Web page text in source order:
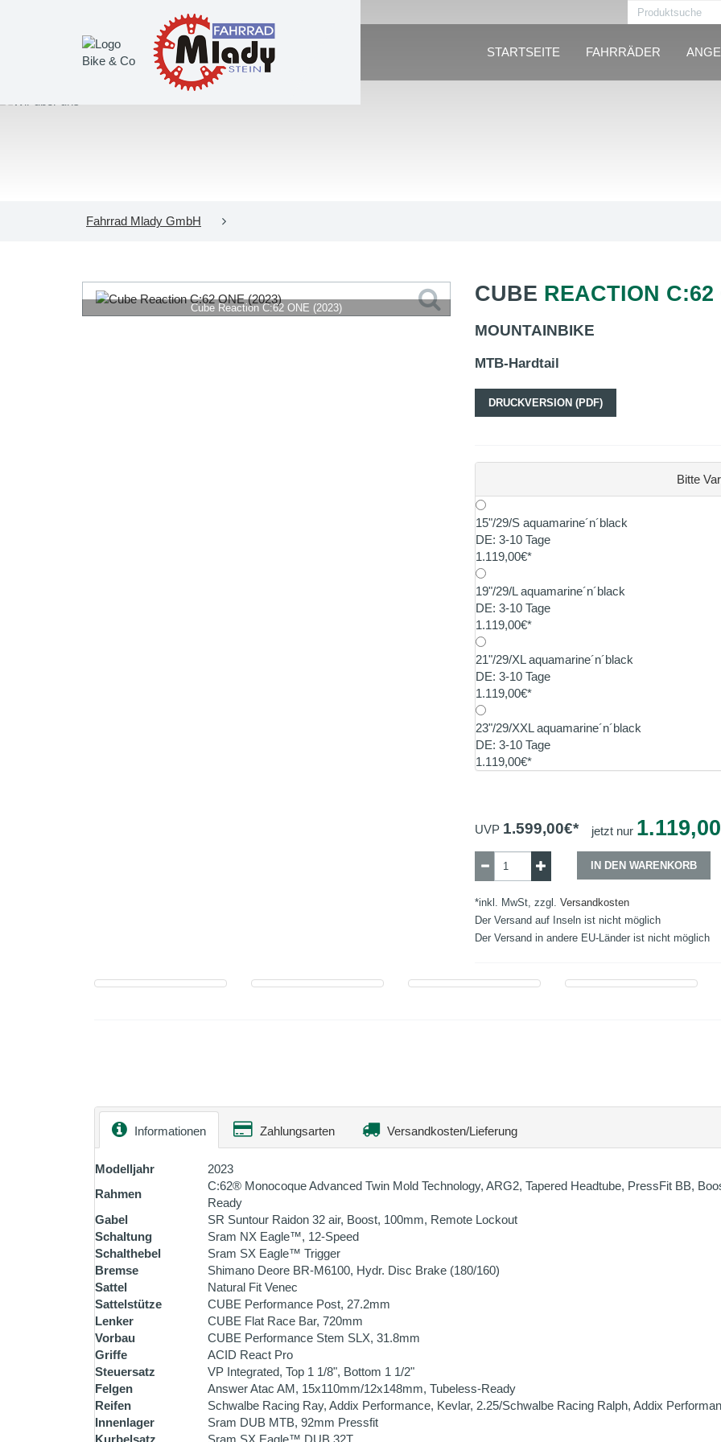
STARTSEITE FAHRRÄDER
Fahrrad Mlady GmbH
Cube Reaction C:62 ONE (2023)
CUBE REACTION C:62
MOUNTAINBIKE
MTB-Hardtail
DRUCKVERSION (PDF)
Bitte
15"/29/S aquamarine´n´black
DE: 3-10 Tage
1.119,00€*
19"/29/L aquamarine´n´black
DE: 3-10 Tage
1.119,00€*
21"/29/XL aquamarine´n´black
DE: 3-10 Tage
1.119,00€*
23"/29/XXL aquamarine´n´black
DE: 3-10 Tage
1.119,00€*
UVP 1.599,00€* jetzt nur 1.119,00
IN DEN WARENKORB
*inkl. MwSt, zzgl. Versandkosten
Der Versand auf Inseln ist nicht möglich
Der Versand in andere EU-Länder ist nicht möglich
Informationen Zahlungsarten Versandkosten/Lieferung
Modelljahr
2023
Rahmen
C:62® Monocoque Advanced Twin Mold Technology, ARG2, Tapered Headtube, PressFit BB,
Ready
Gabel
SR Suntour Raidon 32 air, Boost, 100mm, Remote Lockout
Schaltung
Sram NX Eagle™, 12-Speed
Schalthebel
Sram SX Eagle™ Trigger
Bremse
Shimano Deore BR-M6100, Hydr. Disc Brake (180/160)
Sattel
Natural Fit Venec
Sattelstütze
CUBE Performance Post, 27.2mm
Lenker
CUBE Flat Race Bar, 720mm
Vorbau
CUBE Performance Stem SLX, 31.8mm
Griffe
ACID React Pro
Steuersatz
VP Integrated, Top 1 1/8", Bottom 1 1/2"
Felgen
Answer Atac AM, 15x110mm/12x148mm, Tubeless-Ready
Reifen
Schwalbe Racing Ray, Addix Performance, Kevlar, 2.25/Schwalbe Racing Ralph, Addix
Innenlager
Sram DUB MTB, 92mm Pressfit
Kurbelsatz
Sram SX Eagle™ DUB 32T